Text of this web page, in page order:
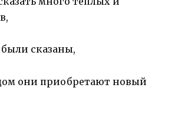
сказаны,
они приобретают новый